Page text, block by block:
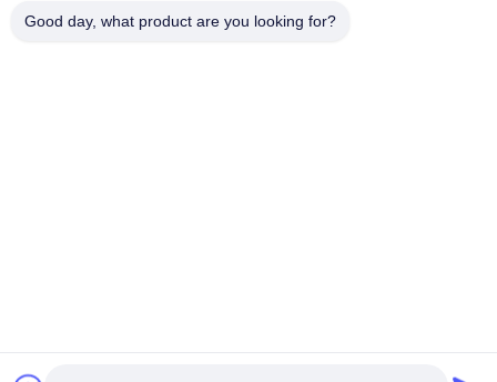
Προμηθευτής. 2022-2026 Wuxi East Group Trading Co.,Ltd Όλα.
Good day, what product are you looking for?